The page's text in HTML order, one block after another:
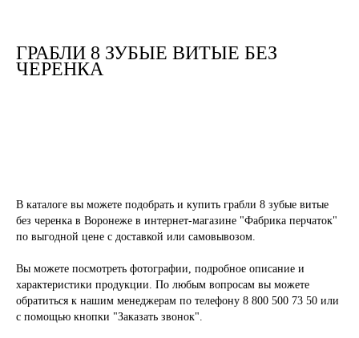
ГРАБЛИ 8 ЗУБЫЕ ВИТЫЕ БЕЗ
ЧЕРЕНКА
В каталоге вы можете подобрать и купить грабли 8 зубые витые
без черенка в Воронеже в интернет-магазине "Фабрика перчаток"
по выгодной цене с доставкой или самовывозом.
Вы можете посмотреть фотографии, подробное описание и
характеристики продукции. По любым вопросам вы можете
обратиться к нашим менеджерам по телефону 8 800 500 73 50 или
с помощью кнопки "Заказать звонок".